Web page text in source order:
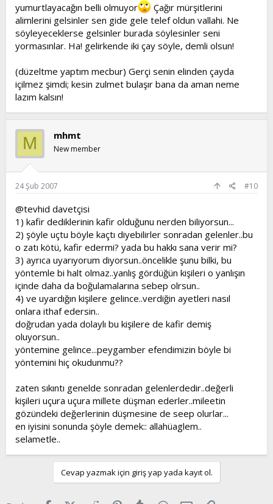
yumurtlayacağın belli olmuyor
Çağır mürşitlerini
alimlerini gelsinler sen gide gele telef oldun vallahi. Ne
söyleyeceklerse gelsinler burada söylesinler seni
yormasınlar. Ha! gelirkende iki çay söyle, demli olsun!
(düzeltme yaptım mecbur) Gerçi senin elinden çayda
içilmez şimdi; kesin zulmet bulaşır bana da aman neme
lazım kalsın!
M mhmt
New member
24 Şub 2007 #10
@tevhid davetçisi
1) kafir dediklerinin kafir olduğunu nerden biliyorsun...
2) şöyle uçtu böyle kaçtı diyebilirler sonradan gelenler..bu
o zatı kötü, kafir edermi? yada bu hakkı sana verir mi?
3) ayrıca uyarıyorum diyorsun..öncelikle şunu bilki, bu
yöntemle bi halt olmaz..yanlış gördüğün kişileri o yanlışın
içinde daha da boğulamalarına sebep olrsun..
4) ve uyardığın kişilere gelince..verdiğin ayetleri nasıl
onlara ithaf edersin..
doğrudan yada dolaylı bu kişilere de kafir demiş
oluyorsun..
yöntemine gelince...peygamber efendimizin böyle bi
yöntemini hiç okudunmu??
zaten sıkıntı genelde sonradan gelenlerdedir..değerli
kişileri uçura uçura millete düşman ederler..mileetin
gözündeki değerlerinin düşmesine de seep olurlar...
en iyisini sonunda şöyle demek:: allahüaglem..
selametle..
Cevap yazmak için giriş yap yada kayıt ol.